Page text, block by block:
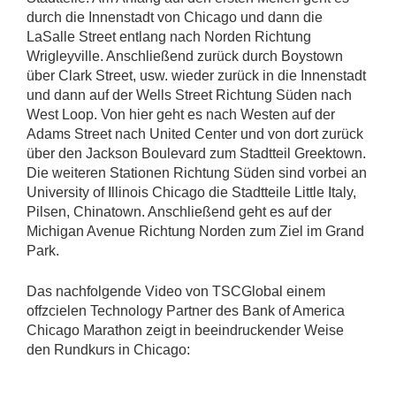
durch die Innenstadt von Chicago und dann die
LaSalle Street entlang nach Norden Richtung
Wrigleyville. Anschließend zurück durch Boystown
über Clark Street, usw. wieder zurück in die Innenstadt
und dann auf der Wells Street Richtung Süden nach
West Loop. Von hier geht es nach Westen auf der
Adams Street nach United Center und von dort zurück
über den Jackson Boulevard zum Stadtteil Greektown.
Die weiteren Stationen Richtung Süden sind vorbei an
University of Illinois Chicago die Stadtteile Little Italy,
Pilsen, Chinatown. Anschließend geht es auf der
Michigan Avenue Richtung Norden zum Ziel im Grand
Park.
Das nachfolgende Video von TSCGlobal einem
offzcielen Technology Partner des Bank of America
Chicago Marathon zeigt in beeindruckender Weise
den Rundkurs in Chicago: